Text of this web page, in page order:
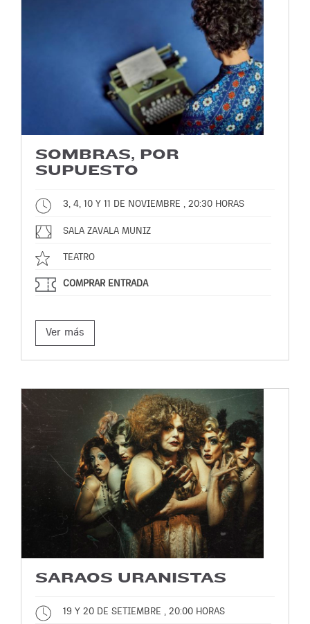
SOMBRAS, POR
SUPUESTO
3, 4, 10 Y 11 DE NOVIEMBRE , 20:30 HORAS
SALA ZAVALA MUNIZ
TEATRO
COMPRAR ENTRADA
Ver más
SARAOS URANISTAS
19 Y 20 DE SETIEMBRE , 20:00 HORAS